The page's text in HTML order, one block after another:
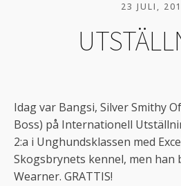
23 JULI,
Idag var Bangsi, Silver Smithy
Boss) på Internationell
2:a i Unghundsklassen med
Skogsbrynets kennel, men han
Wearner. GRATTIS!